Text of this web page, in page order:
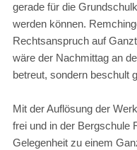
gerade für die
werden können.
Rechtsanspruch auf
wäre der Nachmittag an
betreut, sondern beschult
Mit der Auflösung der
frei und in der Bergschule
Gelegenheit zu einem